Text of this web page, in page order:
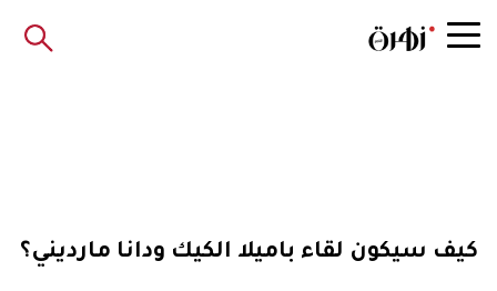
كيف سيكون لقاء باميلا الكيك ودانا مارديني؟